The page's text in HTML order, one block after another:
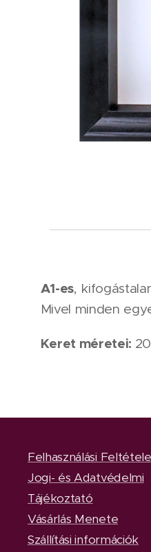
A1-es,
Mivel minden
Keret méretei:
Felhasználási
Jogi- és Adatvédelmi
Tájékoztató
Vásárlás Menete
Szállítási információk